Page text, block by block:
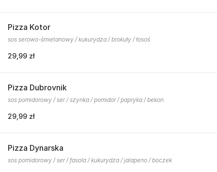
Pizza Kotor
sos serowo-śmietanowy / kukurydza / brokuły / łosoś
29,99 zł
Pizza Dubrovnik
sos pomidorowy / ser / szynka / pomidor / papryka / bekon
29,99 zł
Pizza Dynarska
sos pomidorowy / ser / fasola / kukurydza / jalapeno / boczek